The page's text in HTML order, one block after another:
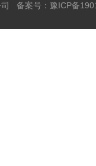
备案号： 豫ICP备